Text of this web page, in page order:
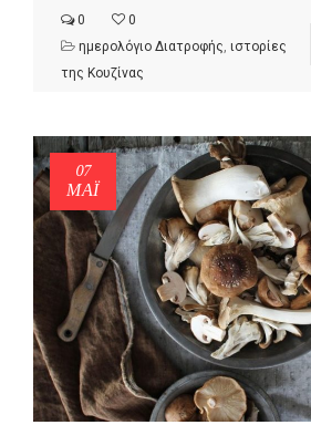
0
0
ημερολόγιο Διατροφής ιστορίες
της Κουζίνας
07
ΜΑΪ́